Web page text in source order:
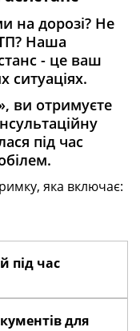
на дорозі? Не
Наша
- це ваш
ситуаціях.
ви отримуєте
під час
яка включає:
під час
для